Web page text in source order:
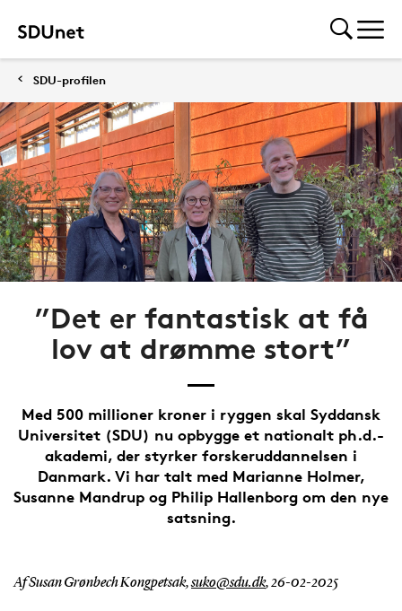
SDU-profilen
”Det er fantastisk at få
lov at drømme stort”
Med 500 millioner kroner i ryggen skal Syddansk
Universitet (SDU) nu opbygge et nationalt ph.d.-
akademi, der styrker forskeruddannelsen i
Danmark. Vi har talt med Marianne Holmer,
Susanne Mandrup og Philip Hallenborg om den nye
satsning.
Af Susan Grønbech Kongpetsak,suko@sdu.dk,26-02-2025